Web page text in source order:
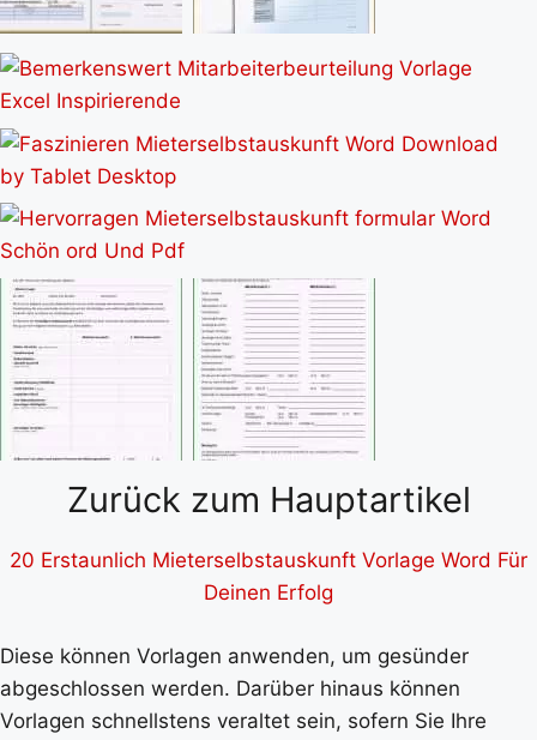
Zurück zum Hauptartikel
20 Erstaunlich Mieterselbstauskunft Vorlage Word Für
Deinen Erfolg
Diese können Vorlagen anwenden, um gesünder
abgeschlossen werden. Darüber hinaus können
Vorlagen schnellstens veraltet sein, sofern Sie Ihre